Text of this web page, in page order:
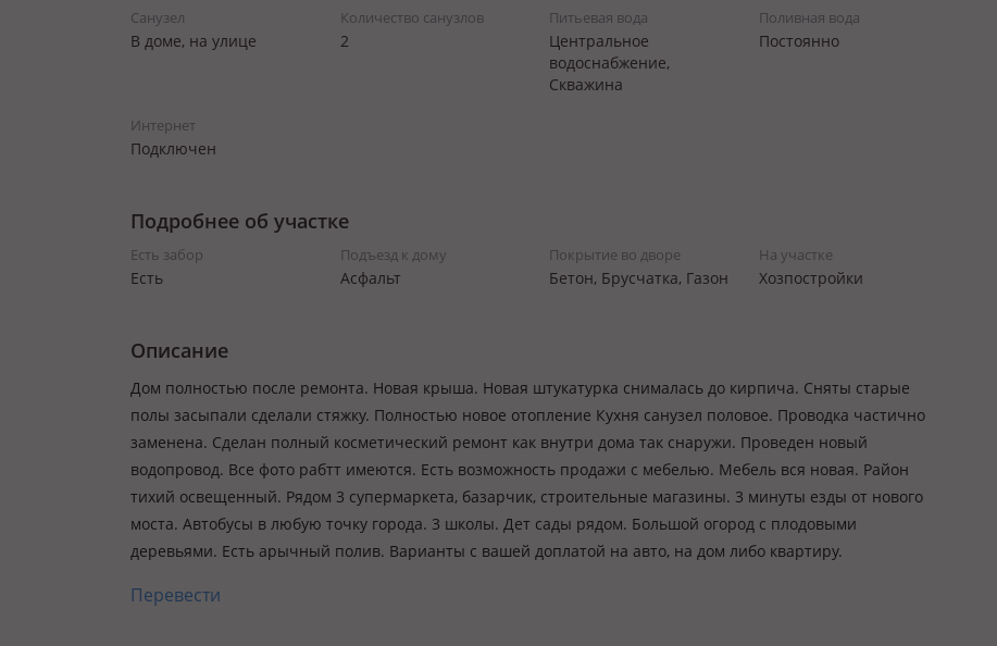
Санузел
В доме, на улице
Количество санузлов
2
Питьевая вода
Центральное
водоснабжение,
Скважина
Поливная вода
Постоянно
Интернет
Подключен
Подробнее об участке
Есть забор
Есть
Подъезд к дому
Асфальт
Покрытие во дворе
Бетон, Брусчатка, Газон
На участке
Хозпостройки
Описание
Дом полностью после ремонта. Новая крыша. Новая штукатурка снималась до кирпича. Сняты старые
полы засыпали сделали стяжку. Полностью новое отопление Кухня санузел половое. Проводка частично
заменена. Сделан полный косметический ремонт как внутри дома так снаружи. Проведен новый
водопровод. Все фото рабтт имеются. Есть возможность продажи с мебелью. Мебель вся новая. Район
тихий освещенный. Рядом 3 супермаркета, базарчик, строительные магазины. 3 минуты езды от нового
моста. Автобусы в любую точку города. 3 школы. Дет сады рядом. Большой огород с плодовыми
деревьями. Есть арычный полив. Варианты с вашей доплатой на авто, на дом либо квартиру.
Перевести